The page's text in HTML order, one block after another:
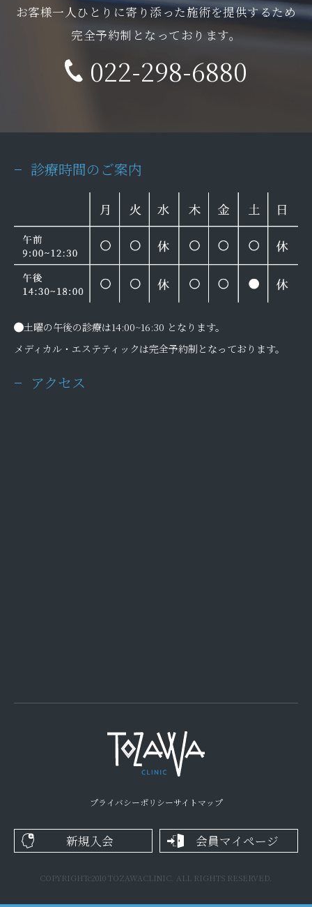
お客様一人ひとりに寄り添った施術を提供するため
完全予約制となっております。
022-298-6880
診療時間のご案内
土曜の午後の診療は14:00~16:30 となります。
メディカル・エステティックは完全予約制となっております。
アクセス
プライバシーポリシーサイトマップ
新規入会 会員マイページ
COPYRIGHTc2010 TOZAWACLINIC. ALL RIGHTS RESERVED.